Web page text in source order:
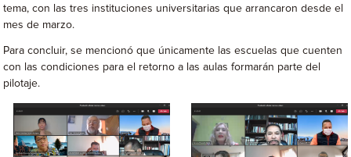
tema, con las tres instituciones universitarias que arrancaron desde el
mes de marzo.
Para concluir, se mencionó que únicamente las escuelas que cuenten
con las condiciones para el retorno a las aulas formarán parte del
pilotaje.